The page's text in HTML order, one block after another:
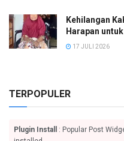
Kehilangan
Harapan
17 JULI 2026
TERPOPULER
Plugin Install
: Popular Post